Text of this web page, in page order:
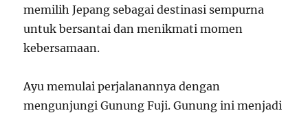
memilih Jepang sebagai destinasi sempurna
untuk bersantai dan menikmati momen
kebersamaan.
Ayu memulai perjalanannya dengan
mengunjungi Gunung Fuji. Gunung ini menjadi